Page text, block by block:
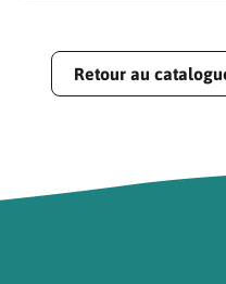
Retour au